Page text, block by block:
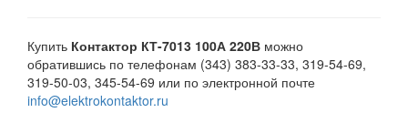
Купить Контактор КТ-7013 100А 220В можно
обратившись по телефонам (343) 383-33-33, 319-54-69,
319-50-03, 345-54-69 или по электронной почте
info@elektrokontaktor.ru